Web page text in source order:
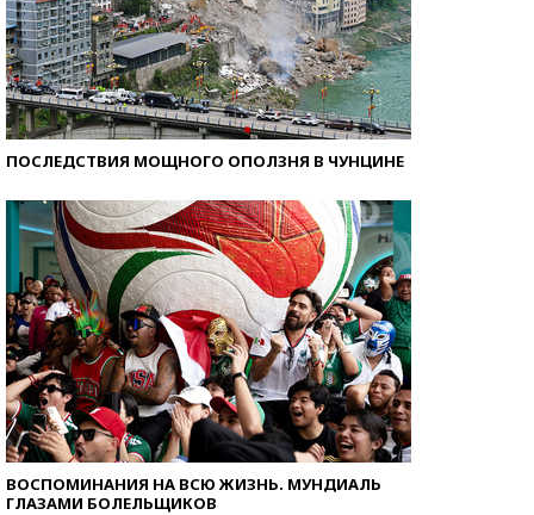
ПОСЛЕДСТВИЯ МОЩНОГО ОПОЛЗНЯ В ЧУНЦИНЕ
ВОСПОМИНАНИЯ НА ВСЮ ЖИЗНЬ. МУНДИАЛЬ
ГЛАЗАМИ БОЛЕЛЬЩИКОВ